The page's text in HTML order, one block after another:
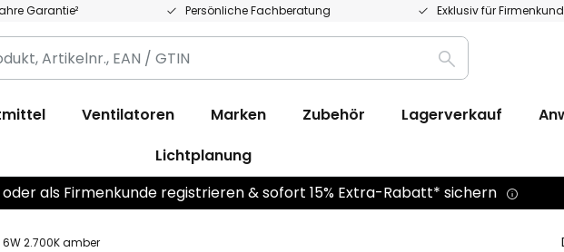
Garantie² Persönliche Fachberatung Exklusiv für
Suche
Ventilatoren Marken Zubehör Lagerverkauf
Lichtplanung
als Firmenkunde registrieren & sofort 15% Extra-Rabatt* sichern
6W 2.700K amber